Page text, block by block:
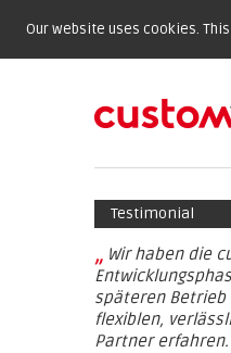
Our website uses cookies.
Testimonial
„ Wir haben die
späteren
flexiblen,
Partner erfahren.